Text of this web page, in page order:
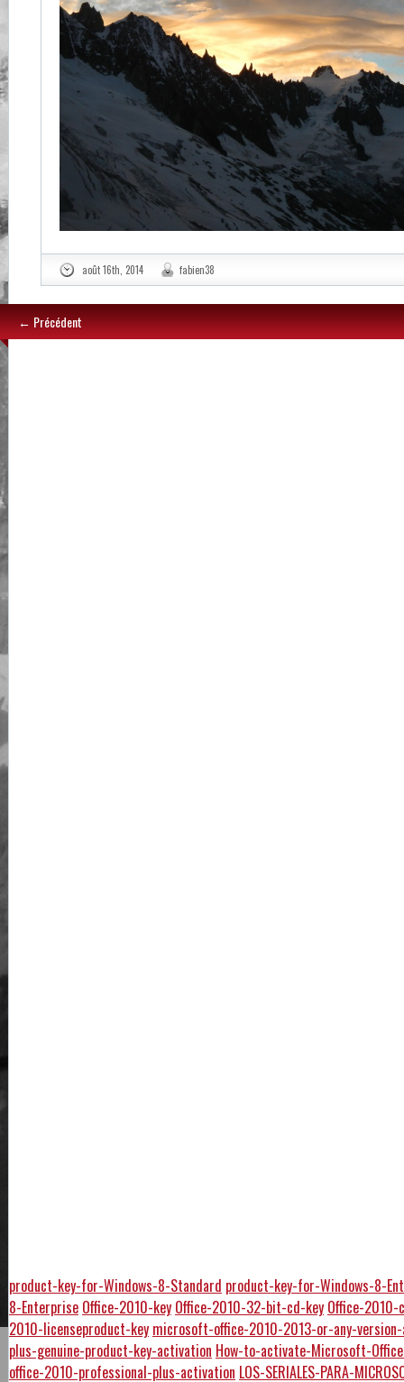
août 16th, 2014 fabien38
← Précédent
product-key-for-Windows-8-Standard product-key-for-Windows-8-
8-Enterprise Office-2010-key Office-2010-32-bit-cd-key Office-2010-
2010-licenseproduct-key microsoft-office-2010-2013-or-any-version-
plus-genuine-product-key-activation How-to-activate-Microsoft-
office-2010-professional-plus-activation LOS-SERIALES-PARA-